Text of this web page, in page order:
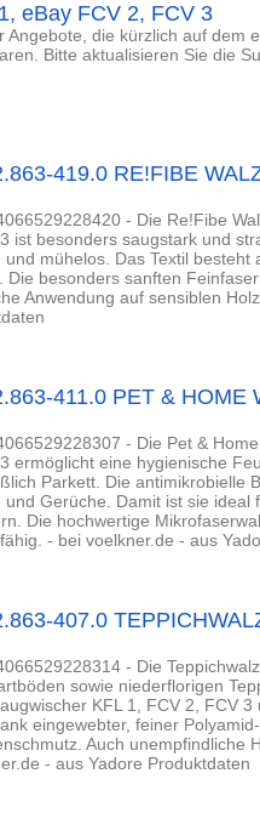
eBay FCV 2, FCV 3
Angebote, die kürzlich auf dem
Bitte aktualisieren Sie die
419.0 RE!FIBE
- Die Re!Fibe
ist besonders saugstark und
mühelos. Das Textil besteht
Die besonders sanften
Anwendung auf sensiblen
411.0 PET & HOME
- Die Pet &
ermöglicht eine hygienische
Parkett. Die antimikrobielle
Gerüche. Damit ist sie ideal
Die hochwertige
- bei voelkner.de - aus
407.0
- Die
sowie niederflorigen
KFL 1, FCV 2, FCV 3
eingewebter, feiner
Auch unempfindliche
- aus Yadore Produktdaten